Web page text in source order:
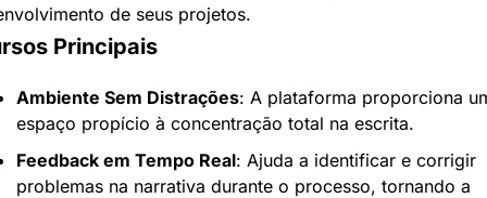
de seus projetos.
Principais
Ambiente Sem Distrações: A plataforma proporciona
espaço propício à concentração total na escrita.
Feedback em Tempo Real: Ajuda a identificar e corrigir
problemas na narrativa durante o processo, tornando a